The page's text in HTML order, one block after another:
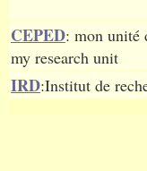
CEPED: mon unité
my research unit
IRD:Institut de